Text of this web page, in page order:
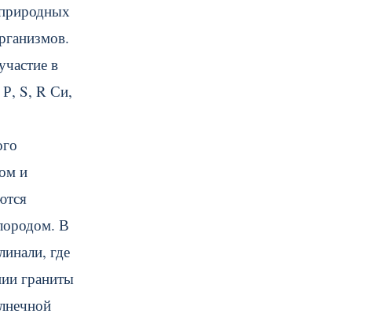
в
Р, S, R Си,
и
В
где
граниты